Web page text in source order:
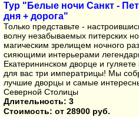
Тур "Белые ночи Санкт -
дня + дорога"
Только представьте -
волну незабываемых питерских
магическим зрелищем ночного
сияющими интерьерами
Екатерининском дворце и
для вас три императрицы! Мы
лучшие дворцы и самые
Северной Столицы
Длительность: 3
Стоимость: от 28900 руб.